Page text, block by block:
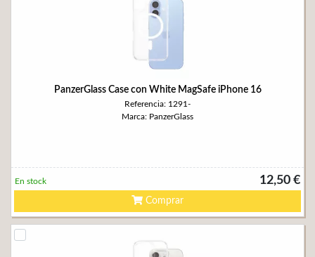
PanzerGlass Case con White MagSafe iPhone 16
Referencia: 1291-
Marca: PanzerGlass
12,50 €
En stock
Comprar